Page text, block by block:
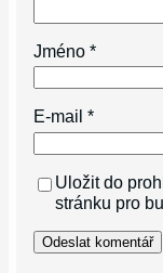
Jméno*
E-mail*
Uložit do
stránku pro